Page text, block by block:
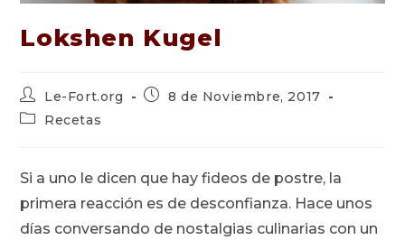
Lokshen Kugel
Autor
de
la
Le-Fort.org
Publicación
8 de Noviembre, 2017
Categoría
entrada:
Recetas
Si a uno le dicen que hay fideos de postre, la
primera reacción es de desconfianza. Hace unos
días conversando de nostalgias culinarias con un